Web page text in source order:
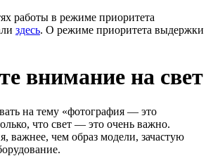
работы в режиме приоритета
здесь. О режиме приоритета выдержки
внимание на свет
на тему «фотография — это
что свет — это очень важно.
важнее, чем образ модели, зачастую